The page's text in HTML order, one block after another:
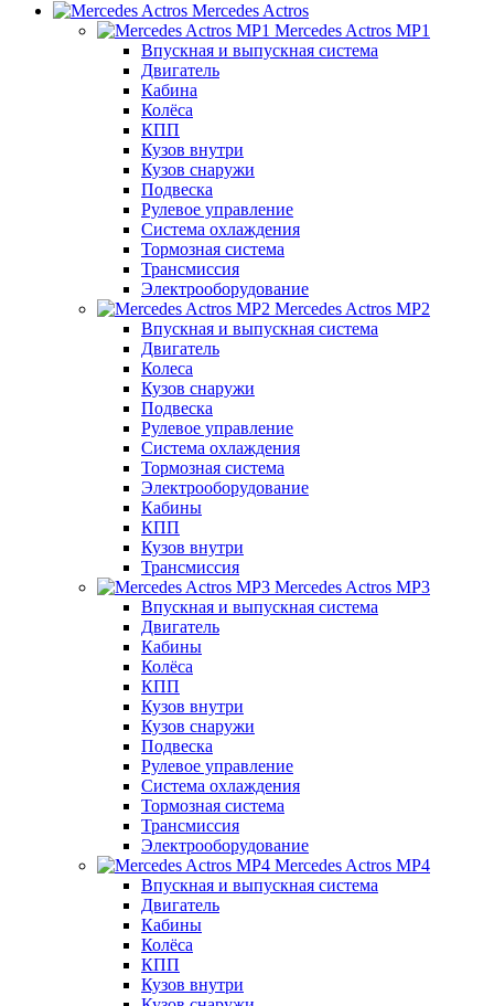
Mercedes Actros
Mercedes Actros MP1
Впускная и выпускная система
Двигатель
Кабина
Колёса
КПП
Кузов внутри
Кузов снаружи
Подвеска
Рулевое управление
Система охлаждения
Тормозная система
Трансмиссия
Электрооборудование
Mercedes Actros MP2
Впускная и выпускная система
Двигатель
Колеса
Кузов снаружи
Подвеска
Рулевое управление
Система охлаждения
Тормозная система
Электрооборудование
Кабины
КПП
Кузов внутри
Трансмиссия
Mercedes Actros MP3
Впускная и выпускная система
Двигатель
Кабины
Колёса
КПП
Кузов внутри
Кузов снаружи
Подвеска
Рулевое управление
Система охлаждения
Тормозная система
Трансмиссия
Электрооборудование
Mercedes Actros MP4
Впускная и выпускная система
Двигатель
Кабины
Колёса
КПП
Кузов внутри